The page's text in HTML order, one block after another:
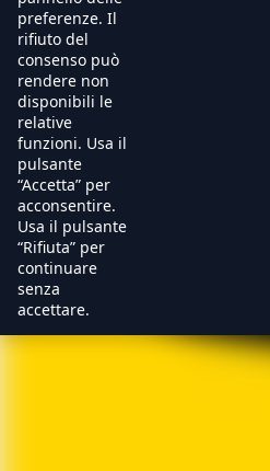
preferenze. Il
rifiuto del
consenso può
rendere non
disponibili le
relative
funzioni. Usa il
pulsante
“Accetta” per
acconsentire.
Usa il pulsante
“Rifiuta” per
continuare
senza
accettare.